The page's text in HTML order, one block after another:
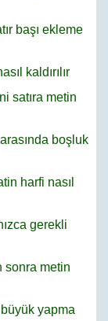
başı ekleme
kaldırılır
satıra metin
boşluk
harfi nasıl
gerekli
sonra metin
yapma